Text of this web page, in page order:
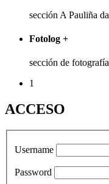
sección A Pauliña
Fotolog +
sección de
1
ACCESO
Username
Password